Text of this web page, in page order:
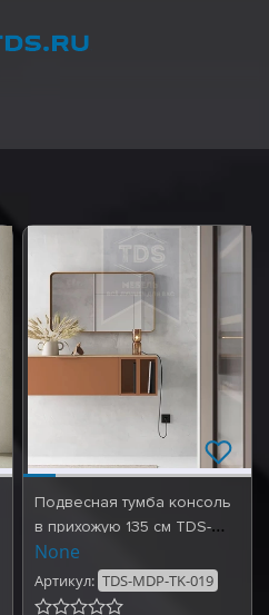
Подвесная тумба консоль
в прихожую 135 см TDS-
MDP-TK-019
None
Артикул: TDS-MDP-TK-019